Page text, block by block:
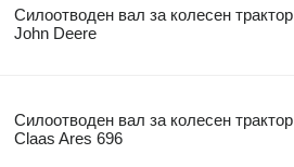
Силоотводен вал за колесен трактор
John Deere
Силоотводен вал за колесен трактор
Claas Ares 696